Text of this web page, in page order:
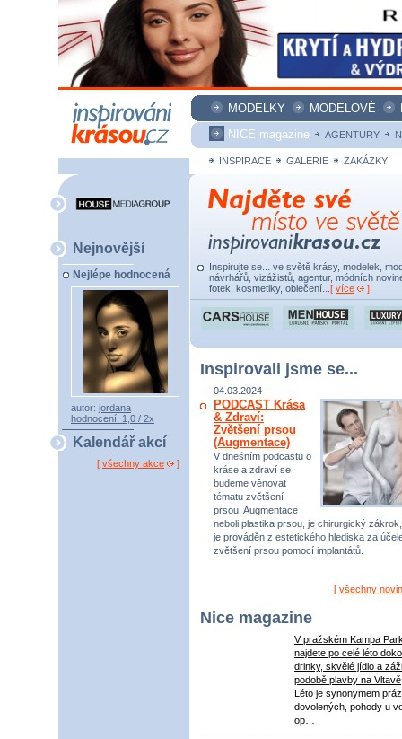
MODELKY MODELOVÉ
NICE magazine
AGENTURY
INSPIRACE GALERIE ZAKÁZKY
Nejnovější
Nejlépe hodnocená
autor: jordana
hodnocení: 1,0 / 2x
Kalendář akcí
[ všechny akce ]
Inspirujte se... ve světě krásy, modelek,
návrhářů, vizážistů, agentur, módních
fotek, kosmetiky, oblečení... [ více ]
Inspirovali jsme se...
04.03.2024
PODCAST Krása
& Zdraví:
Zvětšení prsou
(Augmentace)
V dnešním podcastu o
kráse a zdraví se
budeme věnovat
tématu zvětšení
prsou. Augmentace
neboli plastika prsou, je chirurgický
je prováděn z estetického hlediska za
zvětšení prsou pomocí implantátů.
[ všechny
Nice magazine
V pražském Kampa
najdete po celé léto
drinky, skvělé jídlo a
podobě plavby na Vltavě
Léto je synonymem
dovolených, pohody u
op…